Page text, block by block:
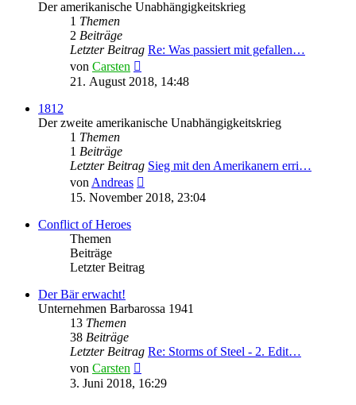
Der amerikanische Unabhängigkeitskrieg
1 Themen
2 Beiträge
Letzter Beitrag Re: Was passiert mit gefallen…
von Carsten
Beitrag
21. August 2018, 14:48
1812
Der zweite amerikanische Unabhängigkeitskrieg
1 Themen
1 Beiträge
Letzter Beitrag Sieg mit den Amerikanern erri…
von Andreas
Beitrag
15. November 2018, 23:04
Conflict of Heroes
Themen
Beiträge
Letzter Beitrag
Der Bär erwacht!
Unternehmen Barbarossa 1941
13 Themen
38 Beiträge
Letzter Beitrag Re: Storms of Steel - 2. Edit…
von Carsten
Beitrag
3. Juni 2018, 16:29